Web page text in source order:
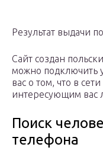
Результат выдачи
Сайт создан
можно подключить
вас о том, что в
интересующим вас
Поиск
телефона